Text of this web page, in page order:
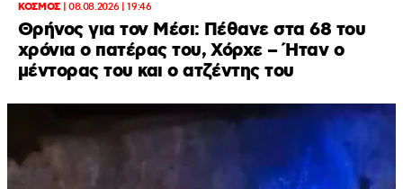
ΚΟΣΜΟΣ| 08.08.2026 | 19:46
Θρήνος για τον Μέσι: Πέθανε στα 68 του
χρόνια ο πατέρας του, Χόρχε – Ήταν ο
μέντορας του και ο ατζέντης του